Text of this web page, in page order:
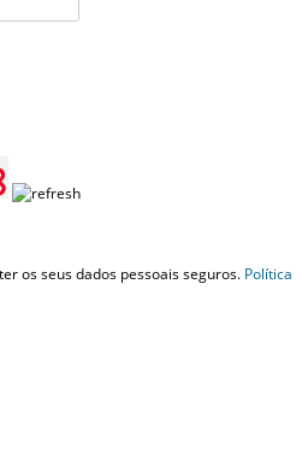
os seus dados pessoais seguros. Política